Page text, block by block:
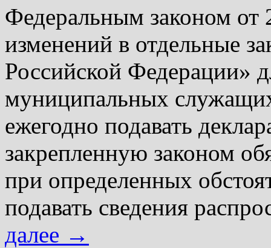
Федеральным законом от
изменений в отдельные
Российской Федерации»
муниципальных
ежегодно подавать
закрепленную законом
при определенных
подавать сведения
далее →